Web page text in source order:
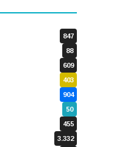
847
88
609
403
904
50
455
3.332